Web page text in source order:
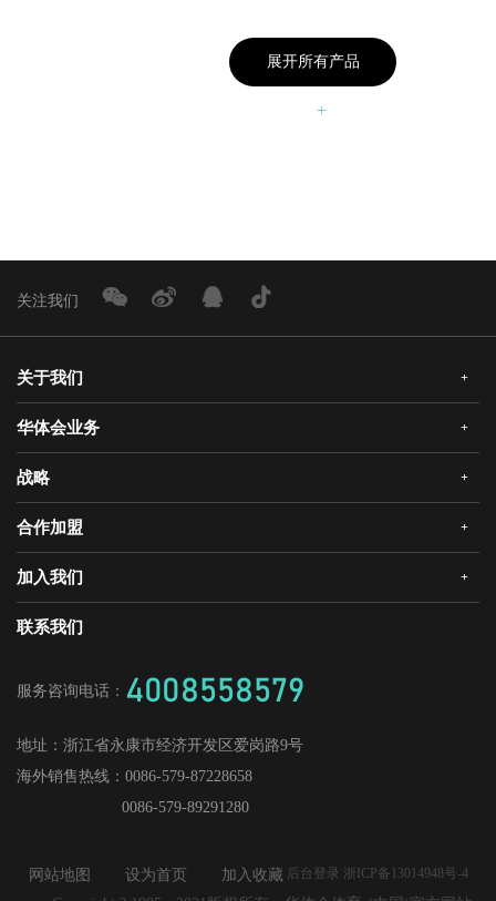
展开所有产品
关注我们
关于我们 +
公司简介
企业文化
荣誉资质
发展历程
领导关怀
媒体中心
华体会业务 +
华体会安全门
华体会真AI锁
华体会静音木门
华体会机器人安全门
爱感真全屋智能家居
战略 +
三大智能
研发创新
战略合作
合作加盟 +
经销合作
华体会招商
加入我们 +
人才理念
校园招聘
联系我们
服务咨询电话： 4008558579
地址： 浙江省永康市经济开发区爱岗路9号
海外销售热线： 0086-579-87228658
0086-579-89291280
网站地图 设为首页 加入收藏 后台登录 浙ICP备13014948号-4